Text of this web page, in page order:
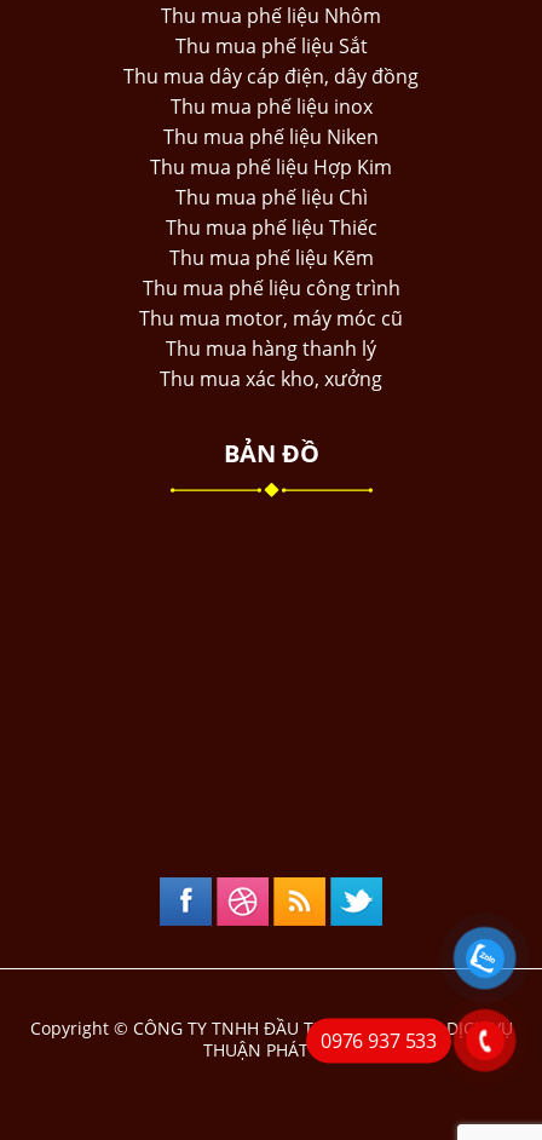
Thu mua phế liệu Nhôm
Thu mua phế liệu Sắt
Thu mua dây cáp điện, dây đồng
Thu mua phế liệu inox
Thu mua phế liệu Niken
Thu mua phế liệu Hợp Kim
Thu mua phế liệu Chì
Thu mua phế liệu Thiếc
Thu mua phế liệu Kẽm
Thu mua phế liệu công trình
Thu mua motor, máy móc cũ
Thu mua hàng thanh lý
Thu mua xác kho, xưởng
BẢN ĐỒ
Copyright © CÔNG TY TNHH ĐẦU TƯ THƯƠNG MẠI DỊCH VỤ
THUẬN PHÁT TÀI0976 937 533